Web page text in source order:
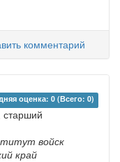
комментарий
оценка: 0 (Всего: 0)
старший
войск
край